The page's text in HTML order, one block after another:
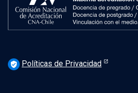
verified_user Políticas de Privacidad